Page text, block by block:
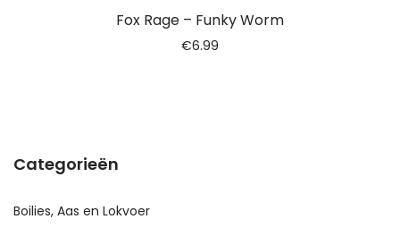
Fox Rage – Funky Worm
€6.99
Categorieën
Boilies, Aas en Lokvoer